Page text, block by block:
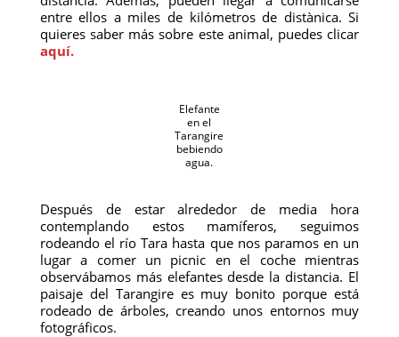
entre ellos a miles de kilómetros de distànica. Si
quieres saber más sobre este animal, puedes clicar
aquí.
Elefante
en el
Tarangire
bebiendo
agua.
Después de estar alrededor de media hora
contemplando estos mamíferos, seguimos
rodeando el río Tara hasta que nos paramos en un
lugar a comer un picnic en el coche mientras
observábamos más elefantes desde la distancia. El
paisaje del Tarangire es muy bonito porque está
rodeado de árboles, creando unos entornos muy
fotográficos.